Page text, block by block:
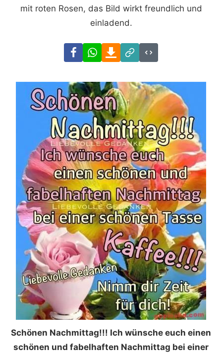
mit roten Rosen, das Bild wirkt freundlich und
einladend.
FacebookWhatsAppDownload
Link
Code
Schönen Nachmittag!!! Ich wünsche euch einen
schönen und fabelhaften Nachmittag bei einer